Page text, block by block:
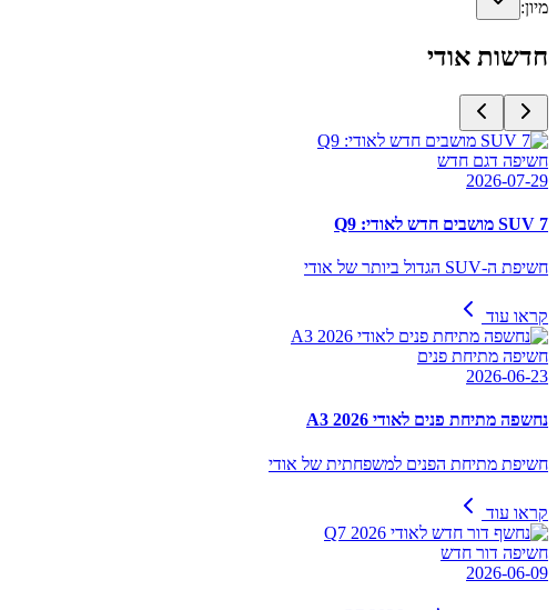
מיון:
חדשות אודי
חשיפה דגם חדש
2026-07-29
SUV 7 מושבים חדש לאודי: Q9
חשיפת ה-SUV הגדול ביותר של אודי
קראו עוד
חשיפה מתיחת פנים
2026-06-23
נחשפה מתיחת פנים לאודי A3 2026
חשיפת מתיחת הפנים למשפחתית של אודי
קראו עוד
חשיפה דור חדש
2026-06-09